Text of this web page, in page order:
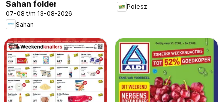
Sahan folder
07-08 t/m 13-08-2026
Sahan
Poiesz